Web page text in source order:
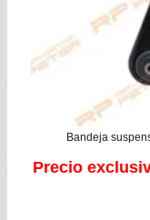
Bandeja
Precio